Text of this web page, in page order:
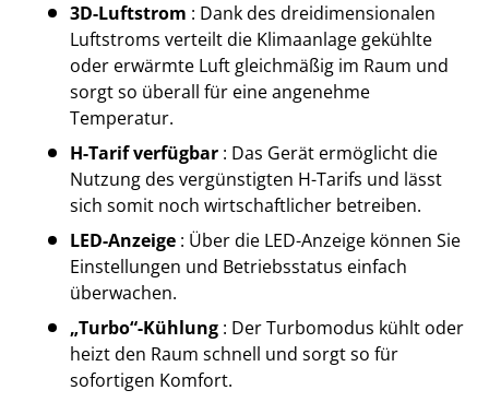
3D-Luftstrom : Dank des dreidimensionalen
Luftstroms verteilt die Klimaanlage gekühlte
oder erwärmte Luft gleichmäßig im Raum und
sorgt so überall für eine angenehme
Temperatur.
H-Tarif verfügbar : Das Gerät ermöglicht die
Nutzung des vergünstigten H-Tarifs und lässt
sich somit noch wirtschaftlicher betreiben.
LED-Anzeige : Über die LED-Anzeige können Sie
Einstellungen und Betriebsstatus einfach
überwachen.
„Turbo“-Kühlung : Der Turbomodus kühlt oder
heizt den Raum schnell und sorgt so für
sofortigen Komfort.